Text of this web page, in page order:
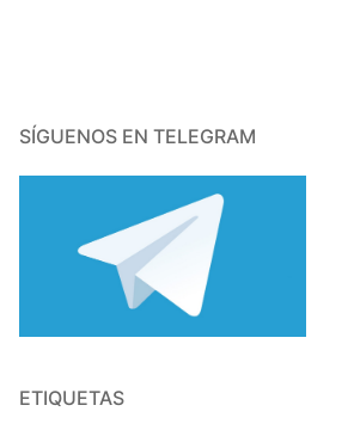
SÍGUENOS EN TELEGRAM
ETIQUETAS